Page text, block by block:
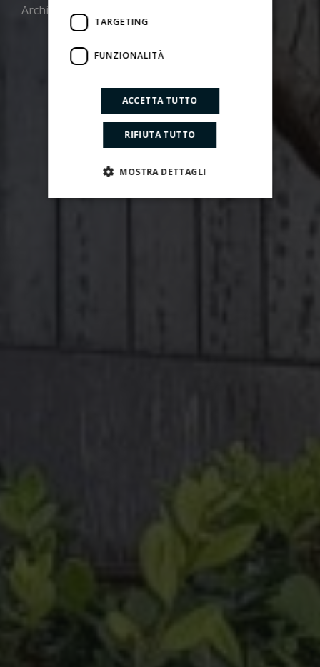
Architetto di interni a Palermo
TARGETING
FUNZIONALITÀ
ACCETTA TUTTO
RIFIUTA TUTTO
MOSTRA DETTAGLI